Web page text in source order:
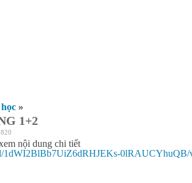
»
1+2
nội dung chi tiết
1dWI2BlBb7UiZ6dRHJEKs-0lRAUCYhuQB/